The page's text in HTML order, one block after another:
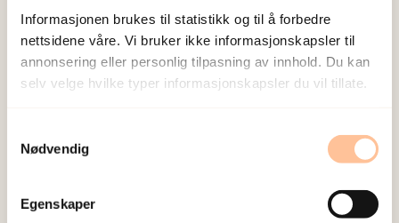
Informasjonen brukes til statistikk og til å forbedre
nettsidene våre. Vi bruker ikke informasjonskapsler til
annonsering eller personlig tilpasning av innhold. Du kan
selv velge hvilke typer informasjonskapsler du vil tillate.
Nødvendig
Egenskaper
med mål om å forbedre psykososiale tjenester for
traumeofre.
Delprosjekt
Harald Bækkelund
Katastrofer, terror og stressmestring